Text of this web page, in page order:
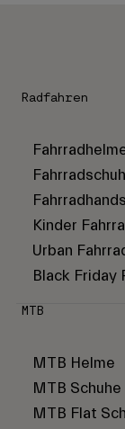
Radfahren
Kinder
Urban
Black Friday
MTB
MTB Helme
MTB Schuhe
MTB Flat